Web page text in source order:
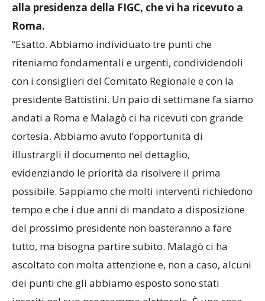
direttamente a Giovanni Malagò, candidato
alla presidenza della FIGC, che vi ha ricevuto a
Roma.
“Esatto. Abbiamo individuato tre punti che
riteniamo fondamentali e urgenti, condividendoli
con i consiglieri del Comitato Regionale e con la
presidente Battistini. Un paio di settimane fa siamo
andati a Roma e Malagò ci ha ricevuti con grande
cortesia. Abbiamo avuto l’opportunità di
illustrargli il documento nel dettaglio,
evidenziando le priorità da risolvere il prima
possibile. Sappiamo che molti interventi richiedono
tempo e che i due anni di mandato a disposizione
del prossimo presidente non basteranno a fare
tutto, ma bisogna partire subito. Malagò ci ha
ascoltato con molta attenzione e, non a caso, alcuni